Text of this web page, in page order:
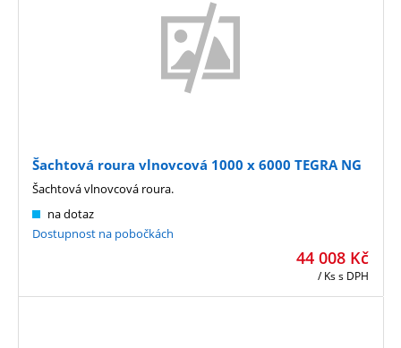
Šachtová roura vlnovcová 1000 x 6000 TEGRA NG
44 008 Kč
/ Kss DPH
na dotaz
Dostupnost na pobočkách
Šachtová vlnovcová roura.